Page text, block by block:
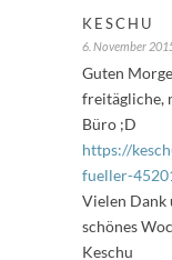
KESCHU
6. November
Guten
freitägliche,
Büro ;D
https://
fueller-
Vielen Dank
schönes
Keschu